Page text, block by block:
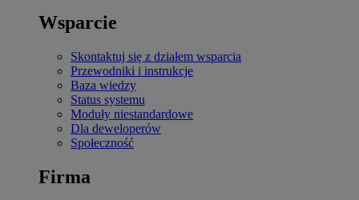
Wsparcie
Skontaktuj się z działem wsparcia
Przewodniki i instrukcje
Baza wiedzy
Status systemu
Moduły niestandardowe
Dla deweloperów
Społeczność
Firma